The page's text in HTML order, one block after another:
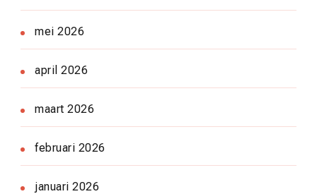
mei 2026
april 2026
maart 2026
februari 2026
januari 2026